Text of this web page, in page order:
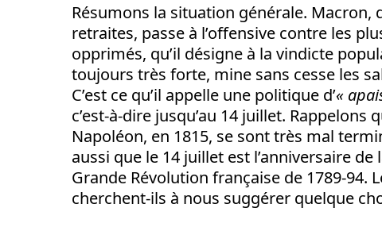
Résumons la situation générale. Macron,
retraites, passe à l’offensive contre les
opprimés, qu’il désigne à la vindicte
toujours très forte, mine sans cesse les
C’est ce qu’il appelle une politique d’«
c’est-à-dire jusqu’au 14 juillet. Rappelons
Napoléon, en 1815, se sont très mal
aussi que le 14 juillet est l’anniversaire
Grande Révolution française de 1789-94.
cherchent-ils à nous suggérer quelque